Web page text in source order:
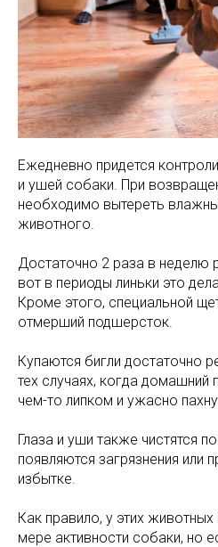
Ежедневно придется
и ушей собаки. При
необходимо вытереть
животного.
Достаточно 2 раза в неделю
вот в периоды линьки это
Кроме этого, специальной
отмерший подшерсток.
Купаются бигли достаточно
тех случаях, когда домашний
чем-то липком и ужасно
Глаза и уши также чистятся
появляются загрязнения или
избытке.
Как правило, у этих животных
мере активности собаки, но